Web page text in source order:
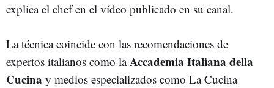
explica el chef en el vídeo publicado en su canal.
La técnica coincide con las recomendaciones de
expertos italianos como laAccademia Italiana della
Cucina y medios especializados como La Cucina